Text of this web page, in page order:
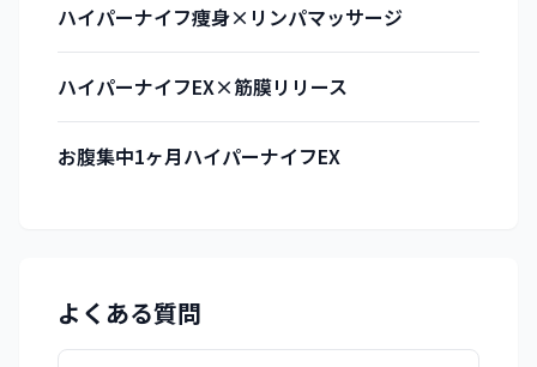
ハイパーナイフ痩身×リンパマッサージ
ハイパーナイフEX×筋膜リリース
お腹集中1ヶ月ハイパーナイフEX
よくある質問